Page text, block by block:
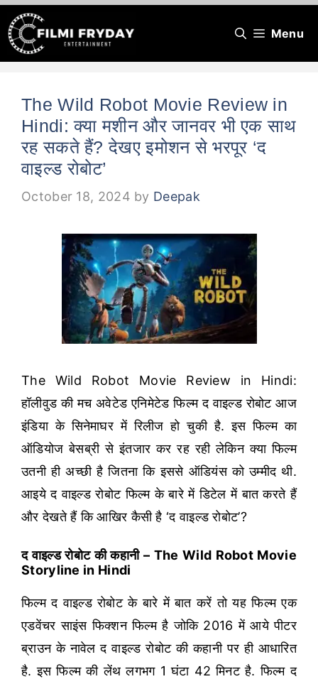
Skip
to
content
Menu
The Wild Robot Movie Review in
Hindi: क्या मशीन और जानवर भी एक साथ
रह सकते हैं? देखए इमोशन से भरपूर ‘द
वाइल्ड रोबोट’
October 18, 2024 by Deepak
The Wild Robot Movie Review in Hindi:
हॉलीवुड की मच अवेटेड एनिमेटेड फिल्म द वाइल्ड रोबोट आज
इंडिया के सिनेमाघर में रिलीज हो चुकी है. इस फिल्म का
ऑडियोज बेसब्री से इंतजार कर रह रही लेकिन क्या फिल्म
उतनी ही अच्छी है जितना कि इससे ऑडियंस को उम्मीद थी.
आइये द वाइल्ड रोबोट फिल्म के बारे में डिटेल में बात करते हैं
और देखते हैं कि आखिर कैसी है ‘द वाइल्ड रोबोट’?
द वाइल्ड रोबोट की कहानी – The Wild Robot Movie
Storyline in Hindi
फिल्म द वाइल्ड रोबोट के बारे में बात करें तो यह फिल्म एक
एडवेंचर साइंस फिक्शन फिल्म है जोकि 2016 में आये पीटर
ब्राउन के नावेल द वाइल्ड रोबोट की कहानी पर ही आधारित
है. इस फिल्म की लेंथ लगभग 1 घंटा 42 मिनट है. फिल्म द